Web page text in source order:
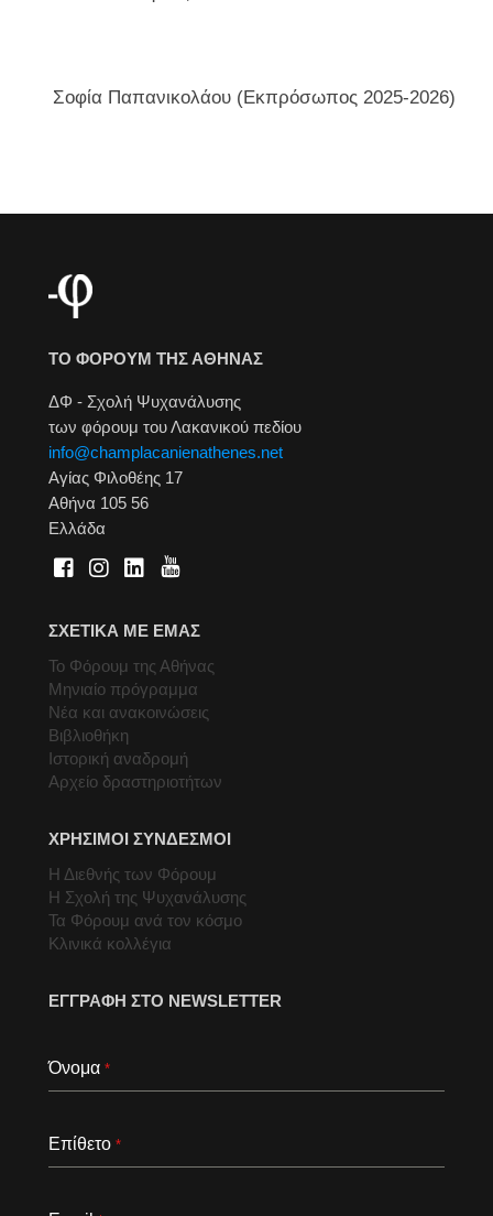
Σοφία Παπανικολάου (Εκπρόσωπος 2025-2026)
ΤΟ ΦΟΡΟΥΜ ΤΗΣ ΑΘΗΝΑΣ
ΔΦ - Σχολή Ψυχανάλυσης
των φόρουμ του Λακανικού πεδίου
info@champlacanienathenes.net
Αγίας Φιλοθέης 17
Αθήνα 105 56
Ελλάδα
ΣΧΕΤΙΚΑ ΜΕ ΕΜΑΣ
Το Φόρουμ της Αθήνας
Μηνιαίο πρόγραμμα
Νέα και ανακοινώσεις
Βιβλιοθήκη
Ιστορική αναδρομή
Αρχείο δραστηριοτήτων
ΧΡΗΣΙΜΟΙ ΣΥΝΔΕΣΜΟΙ
Η Διεθνής των Φόρουμ
Η Σχολή της Ψυχανάλυσης
Τα Φόρουμ ανά τον κόσμο
Κλινικά κολλέγια
ΕΓΓΡΑΦΗ ΣΤΟ NEWSLETTER
Όνομα *
Επίθετο *